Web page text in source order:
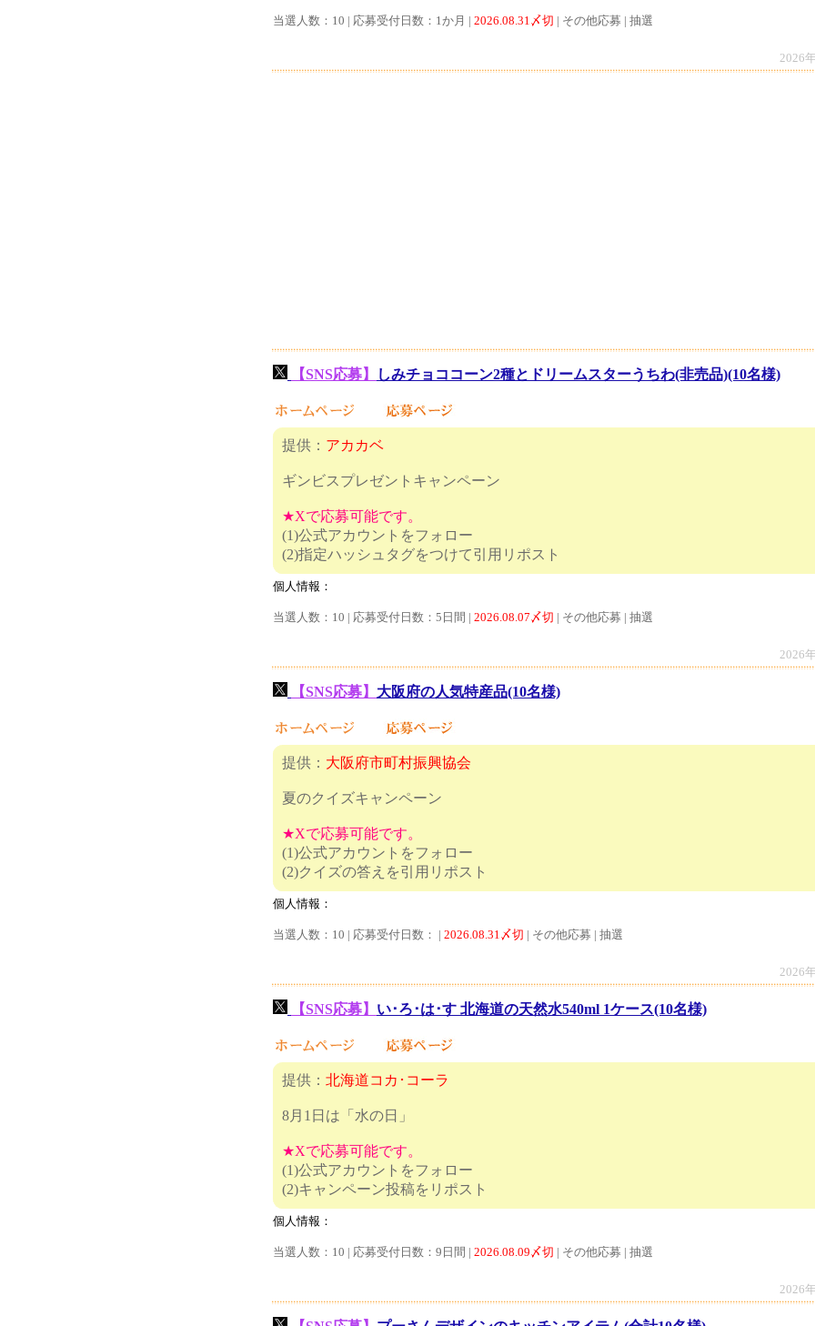
当選人数：10 | 応募受付日数：1か月 | 2026.08.31〆切 | その他応募 | 抽選
2026
【SNS応募】 しみチョココーン2種とドリームスターうちわ(非売品)(10名様)
提供： アカカベ
ギンビスプレゼントキャンペーン
★Xで応募可能です。
(1)公式アカウントをフォロー
(2)指定ハッシュタグをつけて引用リポスト
個人情報：
当選人数：10 | 応募受付日数：5日間 | 2026.08.07〆切 | その他応募 | 抽選
2026
【SNS応募】 大阪府の人気特産品(10名様)
提供： 大阪府市町村振興協会
夏のクイズキャンペーン
★Xで応募可能です。
(1)公式アカウントをフォロー
(2)クイズの答えを引用リポスト
個人情報：
当選人数：10 | 応募受付日数： | 2026.08.31〆切 | その他応募 | 抽選
2026
【SNS応募】 い･ろ･は･す 北海道の天然水540ml 1ケース(10名様)
提供： 北海道コカ･コーラ
8月1日は「水の日」
★Xで応募可能です。
(1)公式アカウントをフォロー
(2)キャンペーン投稿をリポスト
個人情報：
当選人数：10 | 応募受付日数：9日間 | 2026.08.09〆切 | その他応募 | 抽選
2026